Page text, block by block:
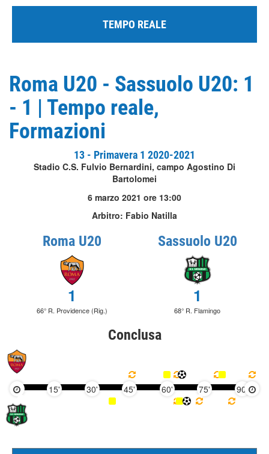
TEMPO REALE
Roma U20 - Sassuolo U20: 1
- 1 | Tempo reale,
Formazioni
13 - Primavera 1 2020-2021
Stadio C.S. Fulvio Bernardini, campo Agostino Di
Bartolomei
6 marzo 2021 ore 13:00
Arbitro: Fabio Natilla
Roma U20
1
66° R. Providence (Rig.)
Sassuolo U20
1
68° R. Flamingo
Conclusa
15' 30' 45' 60' 75' 90'